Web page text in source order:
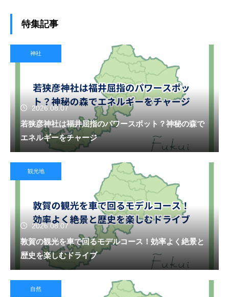
特集記事
神社
2026.08.07
若狭彦神社は福井屈指のパワースポット？神秘の森で
エネルギーをチャージ
観光地
2026.08.07
敦賀の観光を車で回るモデルコース！効率よく絶景と
歴史を楽しむドライブ
自然